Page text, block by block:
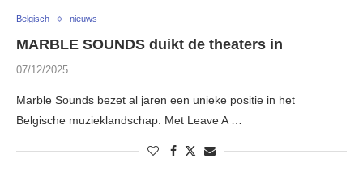
Belgisch nieuws
MARBLE SOUNDS duikt de theaters in
07/12/2025
Marble Sounds bezet al jaren een unieke positie in het
Belgische muzieklandschap. Met Leave A …